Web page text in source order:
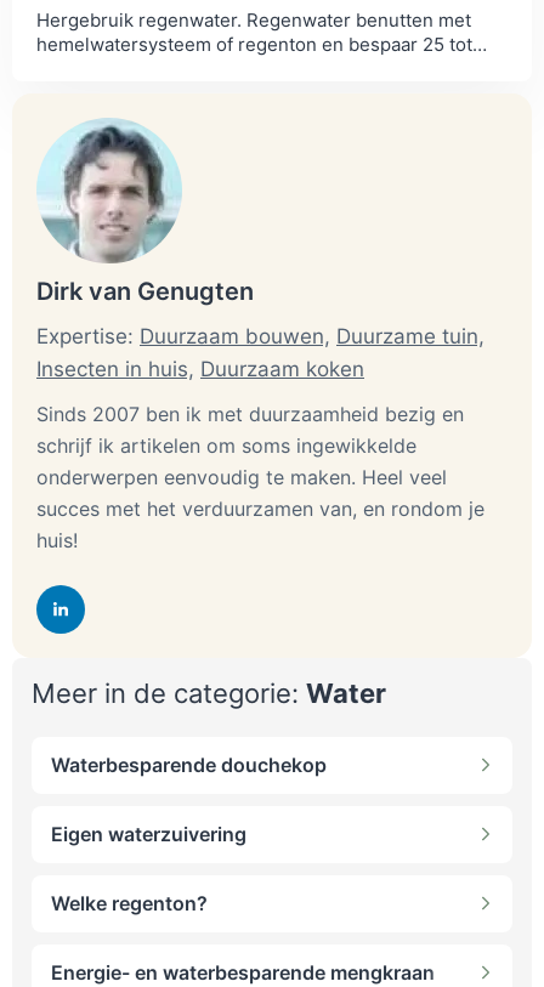
Hergebruik regenwater. Regenwater benutten met
hemelwatersysteem of regenton en bespaar 25 tot
Dirk van Genugten
Expertise: Duurzaam bouwen, Duurzame tuin,
Insecten in huis, Duurzaam koken
Sinds 2007 ben ik met duurzaamheid bezig en
schrijf ik artikelen om soms ingewikkelde
onderwerpen eenvoudig te maken. Heel veel
succes met het verduurzamen van, en rondom je
huis!
Meer in de categorie: Water
Waterbesparende douchekop
Eigen waterzuivering
Welke regenton?
Energie- en waterbesparende mengkraan